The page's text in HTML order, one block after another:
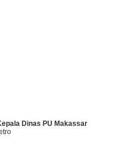
Dinas PU Makassar